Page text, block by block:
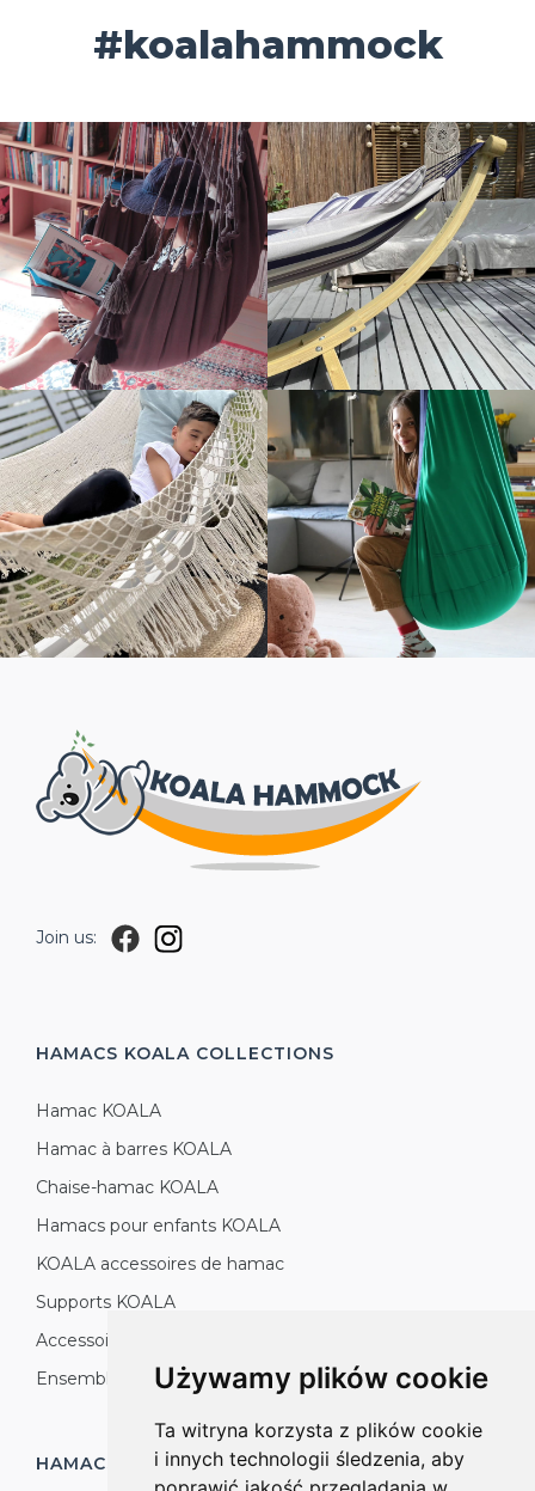
Używamy plików cookie
Ta witryna korzysta z plików cookie
i innych technologii śledzenia, aby
#koalahammock
Join us:
HAMACS KOALA COLLECTIONS
Hamac KOALA
Hamac à barres KOALA
Chaise-hamac KOALA
Hamacs pour enfants KOALA
KOALA accessoires de hamac
Supports KOALA
Accessoires KOALA
Ensembles de jardin KOALA
HAMACS KOALAPRODUCTION